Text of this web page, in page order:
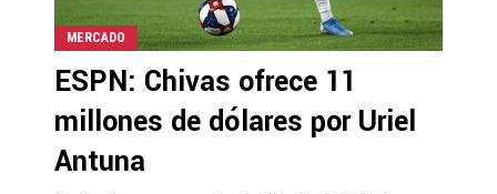
MERCADO
ESPN: Chivas ofrece 11
millones de dólares por Uriel
Antuna